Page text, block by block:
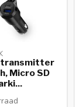
transmitter
Micro SD